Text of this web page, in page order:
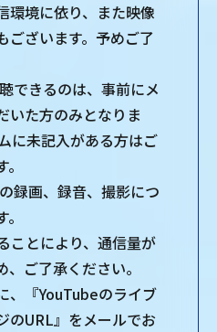
環境に依り、また映像
ございます。予めご了
できるのは、事前にメ
いた⽅のみとなりま
に未記⼊がある⽅はご
録画、録⾳、撮影につ
ことにより、通信量が
ご了承ください。
、『YouTubeのライブ
のURL』をメールでお